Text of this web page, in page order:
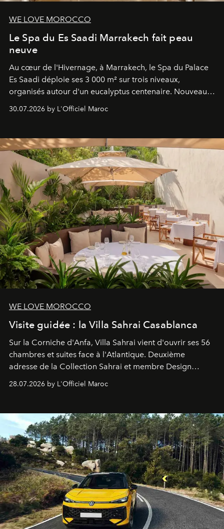
WE LOVE MOROCCO
Le Spa du Es Saadi Marrakech fait peau
neuve
Au cœur de l'Hivernage, à Marrakech, le Spa du Palace
Es Saadi déploie ses 3 000 m² sur trois niveaux,
organisés autour d'un eucalyptus centenaire. Nouveau
Lobby Bien-Être et Beauté, exclusivité mondiale en
neuro-cosmétique, parcours thermal et studio dédié au
entièreté, entre science des émotions et rituels
reposants.
30.07.2026 by L'Officiel Maroc
WE LOVE MOROCCO
Visite guidée : la Villa Sahrai Casablanca
Sur la Corniche d'Anfa, Villa Sahrai vient d'ouvrir ses 56
chambres et suites face à l'Atlantique. Deuxième
adresse de la Collection Sahrai et membre Design
Hotels, ce boutique-hôtel cinq étoiles signé Christophe
Pillet promet un lieu de vie complet. On y a déjeuné…
28.07.2026 by L'Officiel Maroc